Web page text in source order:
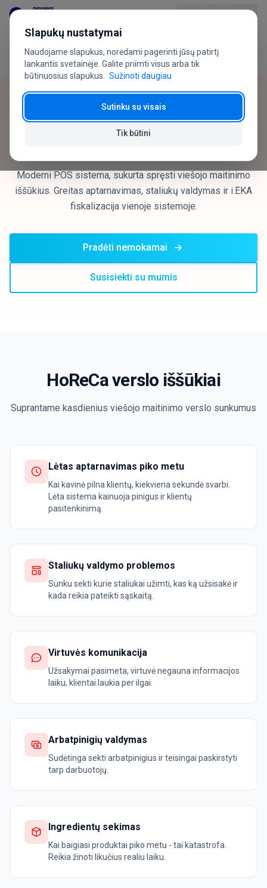
Pereiti prie turinio
Produktas
Industrijoms
Kainos
DUK
Vartotojo gidas
+370 5 207 1558 Turite klausimų?
Prisijungti
Pradžia Industrijoms HoReCa
Virtuali kasa kavinėms ir
Moderni POS sistema, sukurta spręsti viešojo maitinimo
iššūkius. Greitas aptarnavimas, staliukų valdymas ir i.EKA
fiskalizacija vienoje sistemoje.
Pradėti nemokamai
Susisiekti su mumis
HoReCa verslo iššūkiai
Suprantame kasdienius viešojo maitinimo verslo sunkumus
Lėtas aptarnavimas piko metu
Kai kavinė pilna klientų, kiekviena sekundė svarbi.
Lėta sistema kainuoja pinigus ir klientų
pasitenkinimą.
Staliukų valdymo problemos
Sunku sekti kurie staliukai užimti, kas ką užsisakė ir
kada reikia pateikti sąskaitą.
Virtuvės komunikacija
Užsakymai pasimeta, virtuvė negauna informacijos
laiku, klientai laukia per ilgai.
Arbatpinigių valdymas
Sudėtinga sekti arbatpinigius ir teisingai paskirstyti
tarp darbuotojų.
Ingredientų sekimas
Kai baigiasi produktai piko metu - tai katastrofa.
Reikia žinoti likučius realiu laiku.
Slapukų nustatymai
Naudojame slapukus, norėdami pagerinti jūsų patirtį
lankantis svetainėje. Galite priimti visus arba tik
būtinuosius slapukus.
Sužinoti daugiau
Tik būtini
Sutinku su visais